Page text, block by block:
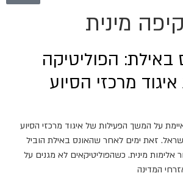
מינית
הפוליטיקה
מרכזי הסיוע
על המשך הפעילות של איגוד מרכזי הסיוע
זאת ימים לאחר שהאונס באילת הוביל
אלימות מינית. כשהפוליטיקאים לא מגנים על
המדינה